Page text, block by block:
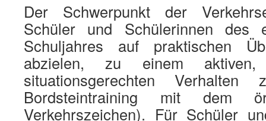
Der Schwerpunkt der
Schüler und Schülerinnen des
Schuljahres auf praktischen
abzielen, zu einem aktiven,
situationsgerechten
Bordsteintraining mit dem
Verkehrszeichen). Für Schüler